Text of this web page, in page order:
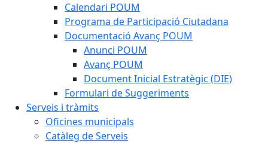
Calendari POUM
Programa de Participació Ciutadana
Documentació Avanç POUM
Anunci POUM
Avanç POUM
Document Inicial Estratègic (DIE)
Formulari de Suggeriments
Serveis i tràmits
Oficines municipals
Catàleg de Serveis